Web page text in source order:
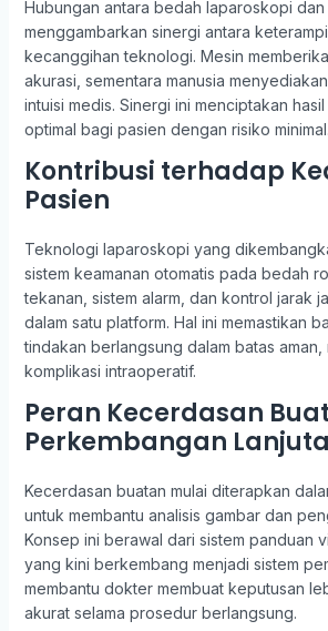
Hubungan antara bedah laparoskopi
menggambarkan sinergi antara
kecanggihan teknologi. Mesin
akurasi, sementara manusia
intuisi medis. Sinergi ini menciptakan
optimal bagi pasien dengan risiko minimal.
Kontribusi terhadap
Pasien
Teknologi laparoskopi yang
sistem keamanan otomatis pada bedah
tekanan, sistem alarm, dan kontrol jarak
dalam satu platform. Hal ini memastikan
tindakan berlangsung dalam batas
komplikasi intraoperatif.
Peran Kecerdasan
Perkembangan
Kecerdasan buatan mulai diterapkan
untuk membantu analisis gambar dan
Konsep ini berawal dari sistem panduan
yang kini berkembang menjadi sistem
membantu dokter membuat keputusan
akurat selama prosedur berlangsung.